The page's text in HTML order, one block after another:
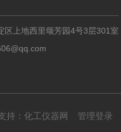
区上地西里颂芳园4号3层301室
持： 化工仪器网 管理登录